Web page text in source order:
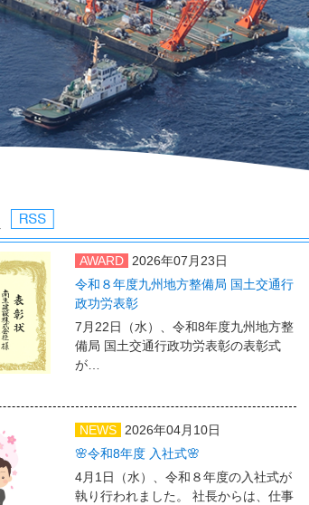
AWARD 2026年07月23日
令和８年度九州地方整備局 国土交通行
政功労表彰
7月22日（水）、令和8年度九州地方整
備局 国土交通行政功労表彰の表彰式
が…
NEWS 2026年04月10日
🌸令和8年度 入社式🌸
4月1日（水）、令和８年度の入社式が
執り行われました。 社長からは、仕事